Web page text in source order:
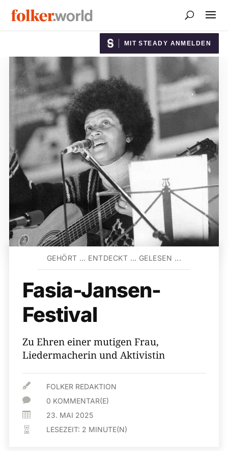
MIT STEADY ANMELDEN
GEHÖRT … ENTDECKT … GELESEN ...
Fasia-Jansen-
Festival
Zu Ehren einer mutigen Frau,
Liedermacherin und Aktivistin
 FOLKER REDAKTION
 0 KOMMENTAR(E)
 23. MAI 2025
 LESEZEIT: 2 MINUTE(N)